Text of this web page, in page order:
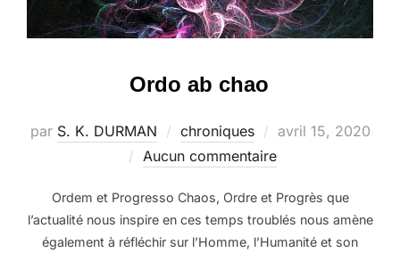
Ordo ab chao
par S. K. DURMAN chroniques
Publié
le
avril 15, 2020
Aucun commentaire
Ordem et Progresso Chaos, Ordre et Progrès que
l’actualité nous inspire en ces temps troublés nous amène
également à réfléchir sur l’Homme, l’Humanité et son